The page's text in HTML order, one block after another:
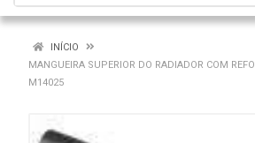
INÍCIO
MANGUEIRA SUPERIOR DO RADIADOR COM
M14025